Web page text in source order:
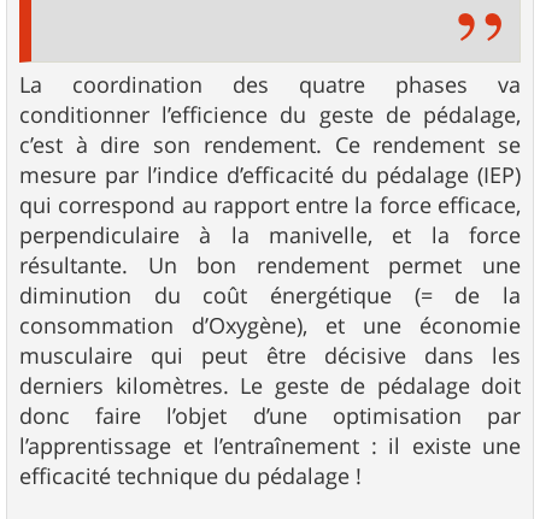
La coordination des quatre phases va
conditionner l’efficience du geste de pédalage,
c’est à dire son rendement. Ce rendement se
mesure par l’indice d’efficacité du pédalage (IEP)
qui correspond au rapport entre la force efficace,
perpendiculaire à la manivelle, et la force
résultante. Un bon rendement permet une
diminution du coût énergétique (= de la
consommation d’Oxygène), et une économie
musculaire qui peut être décisive dans les
derniers kilomètres. Le geste de pédalage doit
donc faire l’objet d’une optimisation par
l’apprentissage et l’entraînement : il existe une
efficacité technique du pédalage !